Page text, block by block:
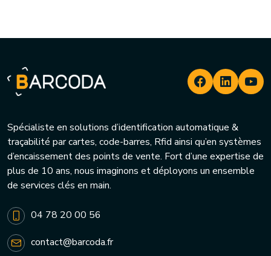
Spécialiste en solutions d’identification automatique &
traçabilité par cartes, code-barres, Rfid ainsi qu’en systèmes
d’encaissement des points de vente. Fort d’une expertise de
plus de 10 ans, nous imaginons et déployons un ensemble
de services clés en main.
04 78 20 00 56
contact@barcoda.fr